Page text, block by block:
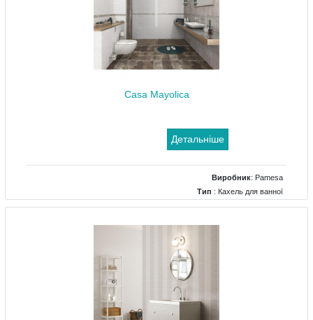
Casa Mayolica
Детальніше
Виробник: Pamesa
Тип : Кахель для ванної